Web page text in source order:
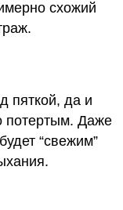
схожий
пяткой, да и
потертым. Даже
“свежим”